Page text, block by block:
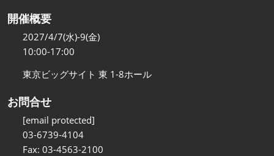
開催概要
2027/4/7(水)-9(金)
10:00-17:00
東京ビッグサイト 東 1-8ホール
お問合せ
[email protected]
03-6739-4104
Fax: 03-4563-2100